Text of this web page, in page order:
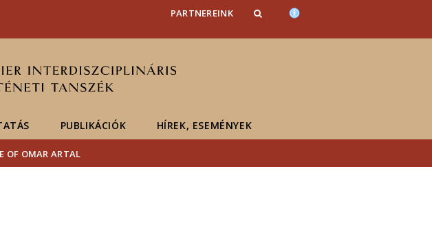
PARTNEREINK
PUBLIKÁCIÓK HÍREK, ESEMÉNYEK
OF OMAR ARTAL